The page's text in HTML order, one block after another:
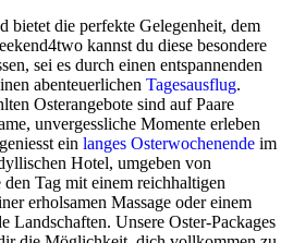
bietet die perfekte Gelegenheit, dem
kannst du diese besondere
sei es durch einen entspannenden
abenteuerlichen Tagesausflug.
Osterangebote sind auf Paare
unvergessliche Momente erleben
ein langes Osterwochenende im
Hotel, umgeben von
Tag mit einem reichhaltigen
erholsamen Massage oder einem
Landschaften. Unsere Oster-Packages